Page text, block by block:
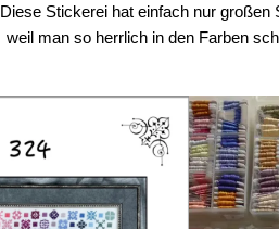
Diese Stickerei hat einfach nur großen
weil man so herrlich in den Farben